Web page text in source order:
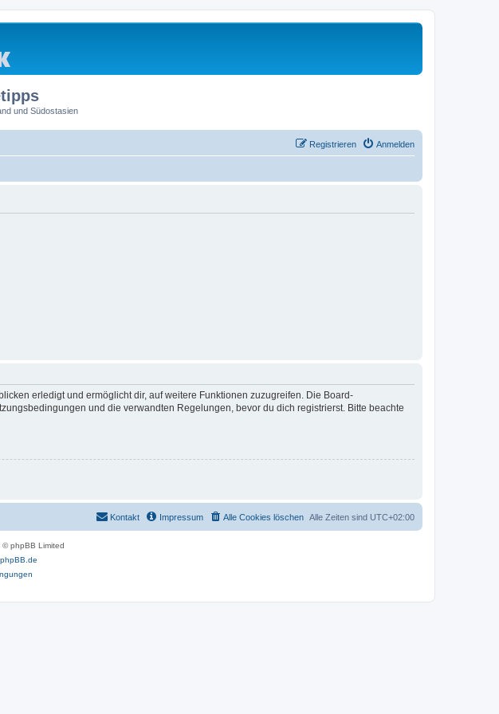
und Südostasien
Anmelden
Registrieren
erledigt und ermöglicht dir, auf weitere Funktionen zuzugreifen. Die Board-
und die verwandten Regelungen, bevor du dich registrierst. Bitte beachte
Alle Zeiten sind UTC+02:00
Alle Cookies löschen
Impressum
Kontakt
© phpBB Limited
phpBB.de